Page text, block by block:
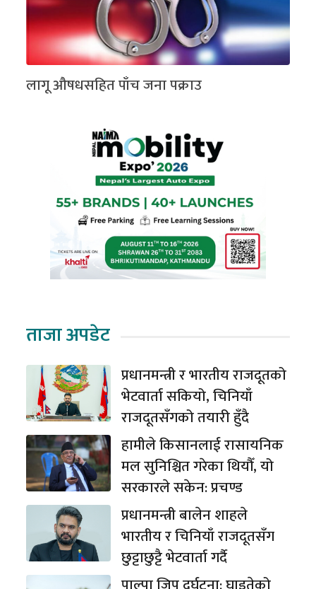
लागू औषधसहित पाँच जना पक्राउ
ताजा अपडेट
प्रधानमन्त्री र भारतीय राजदूतको
भेटवार्ता सकियो, चिनियाँ
राजदूतसँगको तयारी हुँदै
हामीले किसानलाई रासायनिक
मल सुनिश्चित गरेका थियौँ, यो
सरकारले सकेन: प्रचण्ड
प्रधानमन्त्री बालेन शाहले
भारतीय र चिनियाँ राजदूतसँग
छुट्टाछुट्टै भेटवार्ता गर्दै